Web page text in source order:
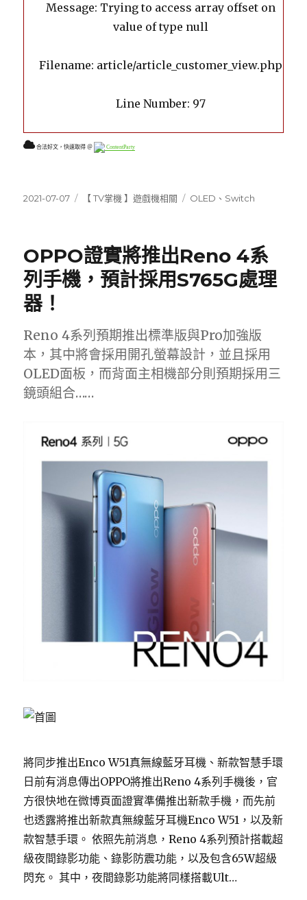
Message: Trying to access array offset on
value of type null
Filename: article/article_customer_view.php
Line Number: 97
合法好文，快速取得 ＠ ContentParty
發
2021-07-07
分【 TV掌機 】遊戲機相關
標
OLED 、 Switch
OPPO證實將推出Reno 4系
列手機，預計採用S765G處理
器！
Reno 4系列預期推出標準版與Pro加強版
本，其中將會採用開孔螢幕設計，並且採用
OLED面板，而背面主相機部分則預期採用三
鏡頭組合……
將同步推出Enco W51真無線藍牙耳機、新款智慧手環
日前有消息傳出OPPO將推出Reno 4系列手機後，官
方很快地在微博頁面證實準備推出新款手機，而先前
也透露將推出新款真無線藍牙耳機Enco W51，以及新
款智慧手環。 依照先前消息，Reno 4系列預計搭載超
級夜間錄影功能、錄影防震功能，以及包含65W超級
閃充。 其中，夜間錄影功能將同樣搭載Ult…